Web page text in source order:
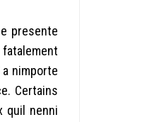
presente
nimporte
Certains
quil nenni